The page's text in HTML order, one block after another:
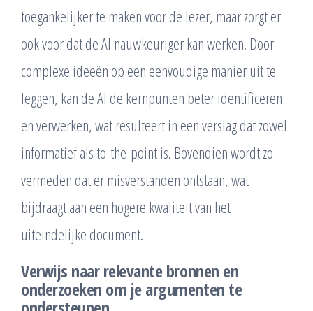
toegankelijker te maken voor de lezer, maar zorgt er
ook voor dat de AI nauwkeuriger kan werken. Door
complexe ideeën op een eenvoudige manier uit te
leggen, kan de AI de kernpunten beter identificeren
en verwerken, wat resulteert in een verslag dat zowel
informatief als to-the-point is. Bovendien wordt zo
vermeden dat er misverstanden ontstaan, wat
bijdraagt aan een hogere kwaliteit van het
uiteindelijke document.
Verwijs naar relevante bronnen en
onderzoeken om je argumenten te